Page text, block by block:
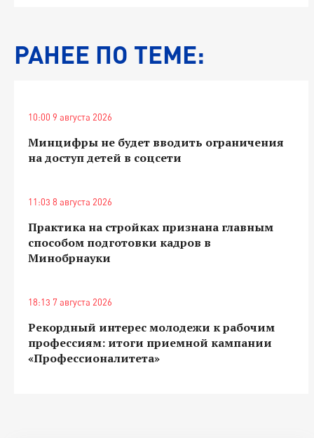
РАНЕЕ ПО ТЕМЕ:
10:00 9 августа 2026
Минцифры не будет вводить ограничения
на доступ детей в соцсети
11:03 8 августа 2026
Практика на стройках признана главным
способом подготовки кадров в
Минобрнауки
18:13 7 августа 2026
Рекордный интерес молодежи к рабочим
профессиям: итоги приемной кампании
«Профессионалитета»